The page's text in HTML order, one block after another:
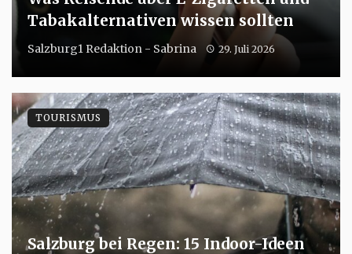
Tabakalternativen wissen sollten
Salzburg1 Redaktion - Sabrina 29. Juli 2026
Salzburg bei Regen: 15 Indoor-Ideen
TOURISMUS